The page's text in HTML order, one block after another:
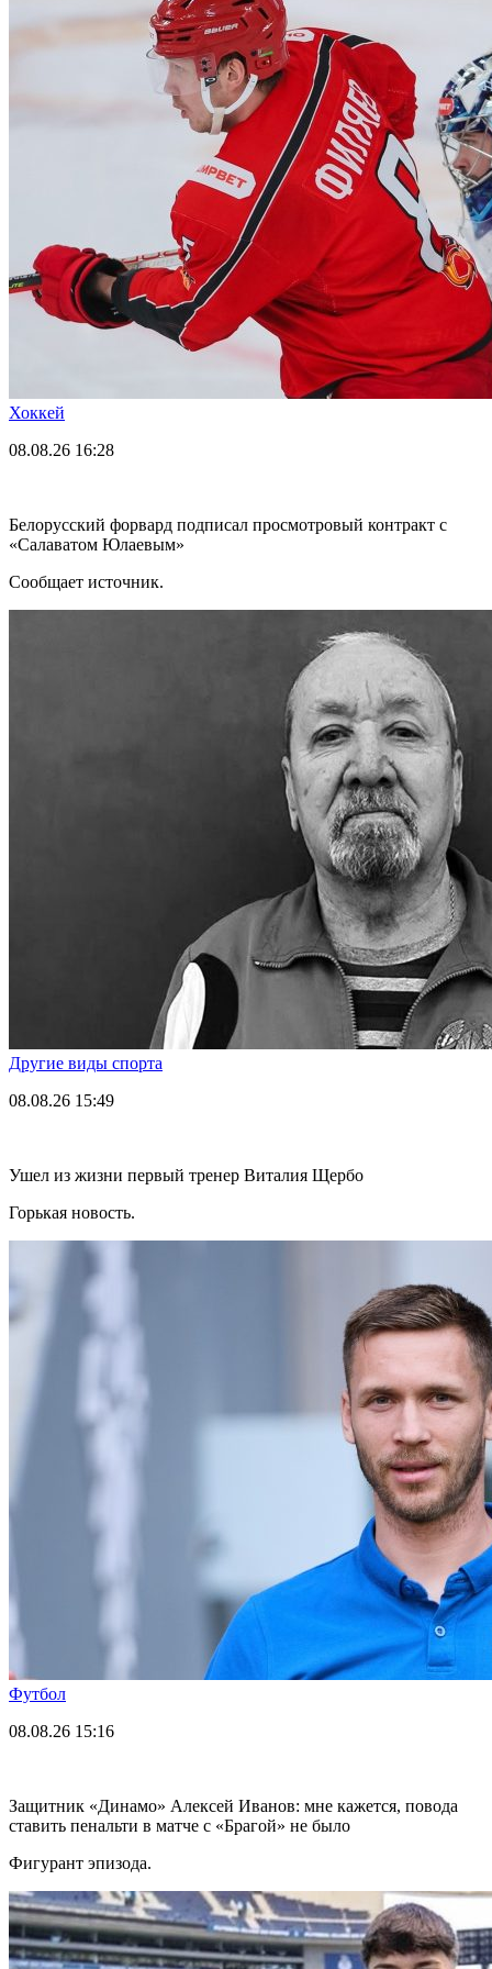
Хоккей
08.08.26 16:28
Белорусский форвард подписал просмотровый контракт с
«Салаватом Юлаевым»
Сообщает источник.
Другие виды спорта
08.08.26 15:49
Ушел из жизни первый тренер Виталия Щербо
Горькая новость.
Футбол
08.08.26 15:16
Защитник «Динамо» Алексей Иванов: мне кажется, повода
ставить пенальти в матче с «Брагой» не было
Фигурант эпизода.